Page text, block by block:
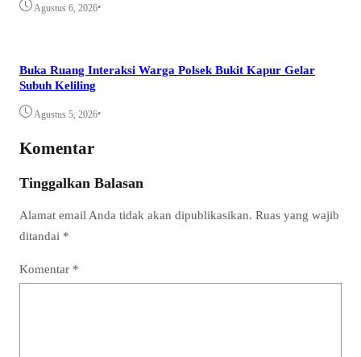
Agustus 6, 2026•
Buka Ruang Interaksi Warga Polsek Bukit Kapur Gelar
Subuh Keliling
Agustus 5, 2026•
Komentar
Tinggalkan Balasan
Alamat email Anda tidak akan dipublikasikan. Ruas yang wajib
ditandai *
Komentar *